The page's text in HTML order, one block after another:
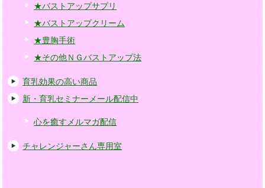
★バストアップサプリ
★バストアップクリーム
★豊胸手術
★その他ＮＧバストアップ法
育乳効果の高い商品
新・育乳セミナーメール配信中
心を癒すメルマガ配信
チャレンジャーさん専用室